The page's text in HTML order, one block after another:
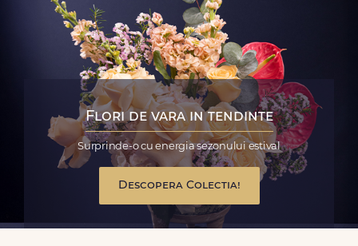
Flori de vara in tendinte
Surprinde-o cu energia sezonului estival
Descopera Colectia!